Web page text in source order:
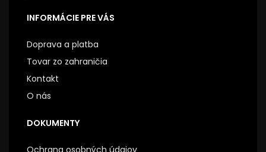
INFORMÁCIE PRE VÁS
Doprava a platba
Tovar zo zahraničia
Kontakt
O nás
DOKUMENTY
Ochrana osobných údajov